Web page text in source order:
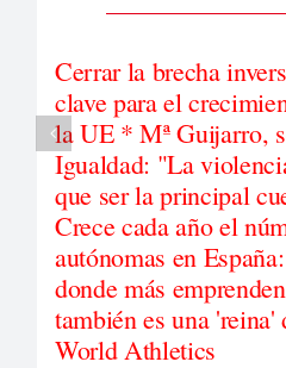
Cerrar la brecha
clave para el
la UE * Mª Guijarro,
Igualdad: "La
que ser la principal
Crece cada año el
autónomas en
donde más
también es una
World Athletics